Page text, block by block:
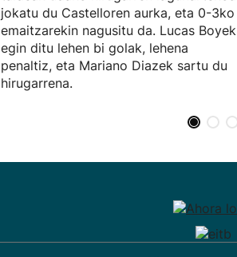
jokatu du Castelloren aurka, eta 0-3ko
emaitzarekin nagusitu da. Lucas Boyek
egin ditu lehen bi golak, lehena
penaltiz, eta Mariano Diazek sartu du
hirugarrena.